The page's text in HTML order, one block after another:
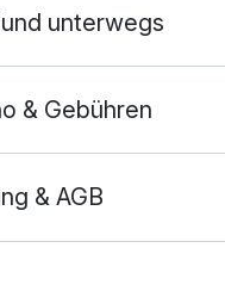
unterwegs
& Gebühren
& AGB